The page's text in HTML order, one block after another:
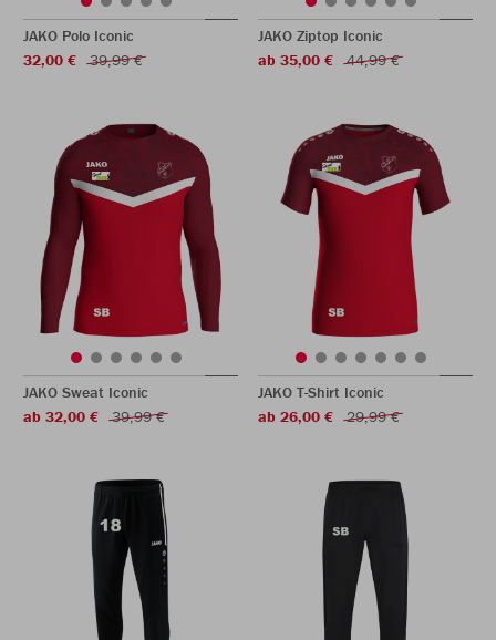
JAKO Polo Iconic
32,00 €
39,99 €
JAKO Ziptop Iconic
ab 35,00 €
44,99 €
JAKO Sweat Iconic
ab 32,00 €
39,99 €
JAKO T-Shirt Iconic
ab 26,00 €
29,99 €